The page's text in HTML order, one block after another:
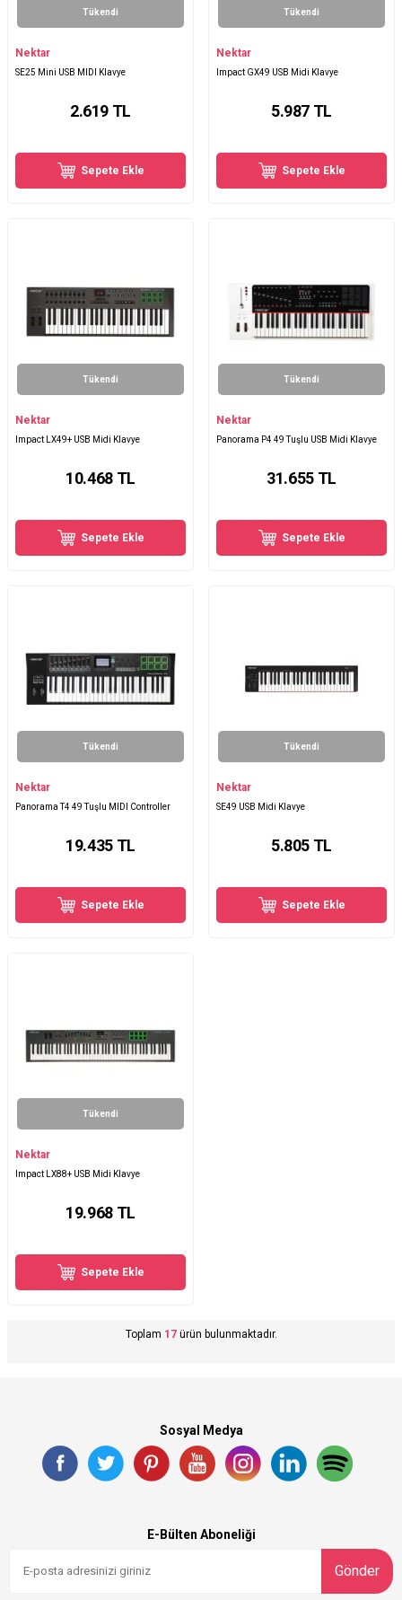
Tükendi
Nektar
SE25 Mini USB MIDI Klavye
2.619 TL
Sepete Ekle
Tükendi
Nektar
Impact GX49 USB Midi Klavye
5.987 TL
Sepete Ekle
Tükendi
Nektar
Impact LX49+ USB Midi Klavye
10.468TL
Sepete Ekle
Tükendi
Nektar
Panorama P4 49 Tuşlu USB Midi Klavye
31.655TL
Sepete Ekle
Tükendi
Nektar
Panorama T4 49 Tuşlu MIDI Controller
19.435TL
Sepete Ekle
Tükendi
Nektar
SE49 USB Midi Klavye
5.805 TL
Sepete Ekle
Tükendi
Nektar
Impact LX88+ USB Midi Klavye
19.968TL
Sepete Ekle
Toplam 17ürün bulunmaktadır.
Sosyal Medya
E-Bülten Aboneliği
Gönder